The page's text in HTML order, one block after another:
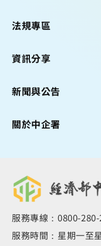
法規專區
資訊分享
新聞與公告
關於中企署
服務專線：0800-
服務時間：星期一至